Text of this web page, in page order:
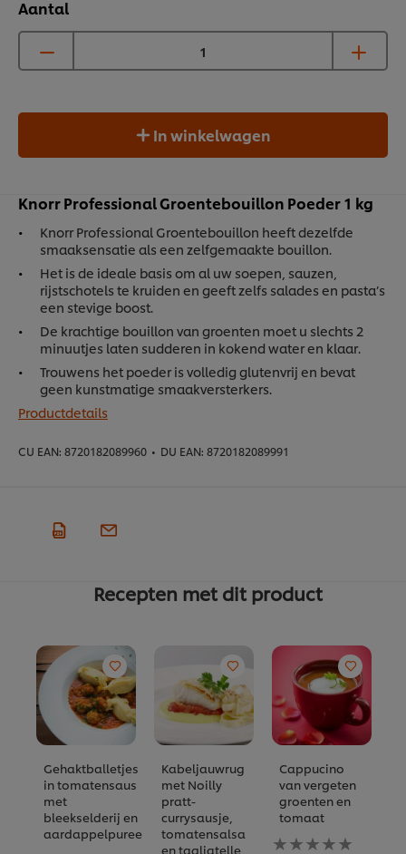
Aantal
In winkelwagen
Knorr Professional Groentebouillon Poeder 1 kg
Knorr Professional Groentebouillon heeft dezelfde
smaaksensatie als een zelfgemaakte bouillon.
Het is de ideale basis om al uw soepen, sauzen,
rijstschotels te kruiden en geeft zelfs salades en pasta’s
een stevige boost.
De krachtige bouillon van groenten moet u slechts 2
minuutjes laten sudderen in kokend water en klaar.
Trouwens het poeder is volledig glutenvrij en bevat
geen kunstmatige smaakversterkers.
Productdetails
CU EAN: 8720182089960 • DU EAN: 8720182089991
Recepten met dit product
Gehaktballetjes
in tomatensaus
met
bleekselderij en
aardappelpuree
Kabeljauwrug
met Noilly
pratt-
currysausje,
tomatensalsa
en tagliatelle
Cappucino
van vergeten
groenten en
tomaat
Geen